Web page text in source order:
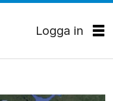
Logga in